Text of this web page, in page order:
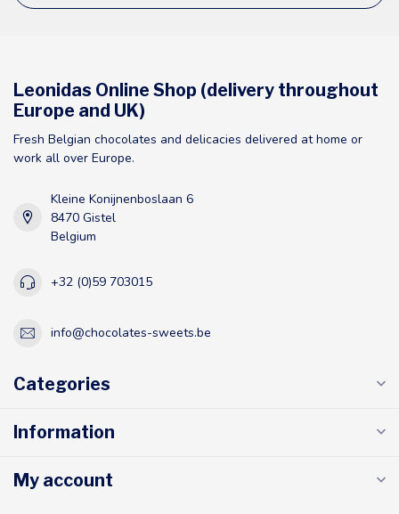
Leonidas Online Shop (delivery throughout
Europe and UK)
Fresh Belgian chocolates and delicacies delivered at home or
work all over Europe.
Kleine Konijnenboslaan 6
8470 Gistel
Belgium
+32 (0)59 703015
info@chocolates-sweets.be
Categories
Information
My account